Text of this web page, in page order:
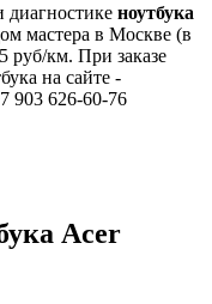
диагностике ноутбука
мастера в Москве (в
км. При заказе
на сайте -
903 626-60-76
Acer